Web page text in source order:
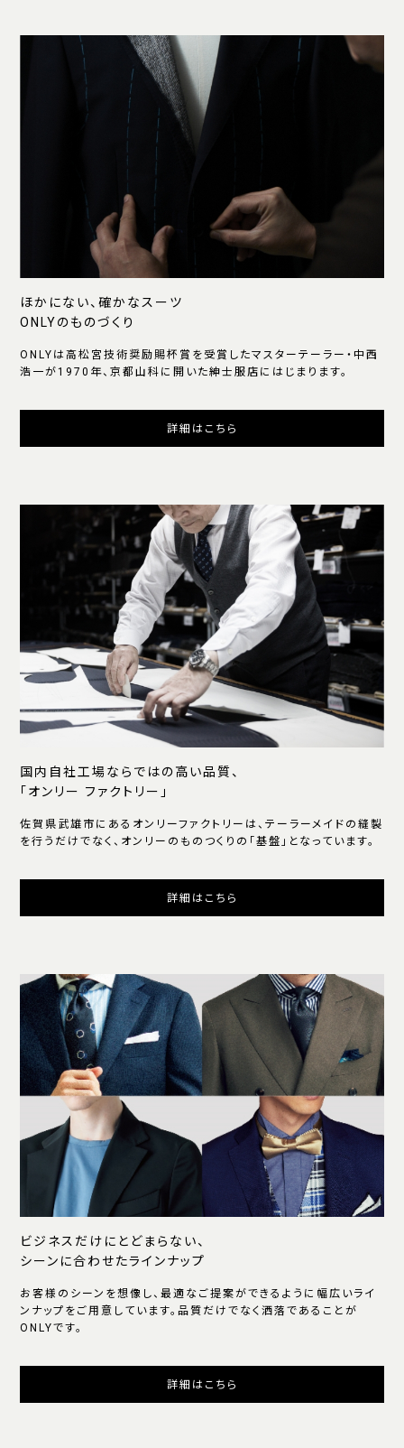
ほかにない、確かなスーツ
ONLYのものづくり
ONLYは高松宮技術奨励賜杯賞を受賞したマスターテーラー・中西
浩一が1970年、京都山科に開いた紳士服店にはじまります。
詳細はこちら
国内自社工場ならではの高い品質、
「オンリー ファクトリー」
佐賀県武雄市にあるオンリーファクトリーは、テーラーメイドの縫製
を行うだけでなく、オンリーのものつくりの「基盤」となっています。
詳細はこちら
ビジネスだけにとどまらない、
シーンに合わせたラインナップ
お客様のシーンを想像し、最適なご提案ができるように幅広いライ
ンナップをご用意しています。品質だけでなく洒落であることが
ONLYです。
詳細はこちら